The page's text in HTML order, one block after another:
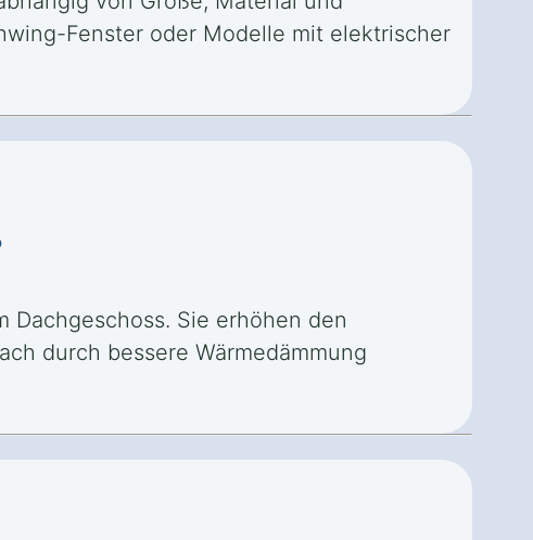
Fenster oder Modelle mit elektrischer
Sie erhöhen den
durch bessere Wärmedämmung